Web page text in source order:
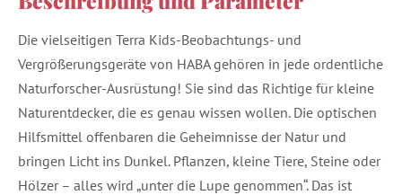
Die vielseitigen Terra Kids-Beobachtungs- und
Vergrößerungsgeräte von HABA gehören in jede ordentliche
Naturforscher-Ausrüstung! Sie sind das Richtige für kleine
Naturentdecker, die es genau wissen wollen. Die optischen
Hilfsmittel offenbaren die Geheimnisse der Natur und
bringen Licht ins Dunkel. Pflanzen, kleine Tiere, Steine oder
Hölzer – alles wird „unter die Lupe genommen“. Das ist